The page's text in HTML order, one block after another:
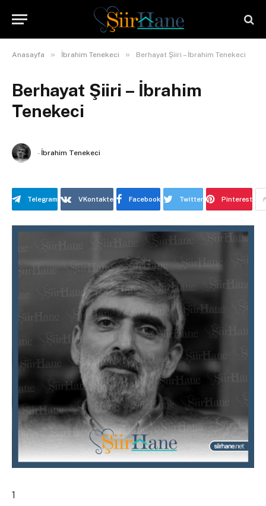
Anasayfa » İbrahim Tenekeci » Berhayat Şiiri – İbrahim Tenekeci
Berhayat Şiiri – İbrahim
Tenekeci
- İbrahim Tenekeci
Telegram VKontakte Facebook Twitter Pinterest
1